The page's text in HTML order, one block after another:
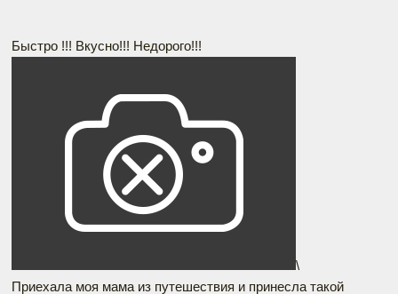
Быстро !!! Вкусно!!! Недорого!!!
\
Приехала моя мама из путешествия и принесла такой